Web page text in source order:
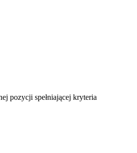
pozycji spełniającej kryteria